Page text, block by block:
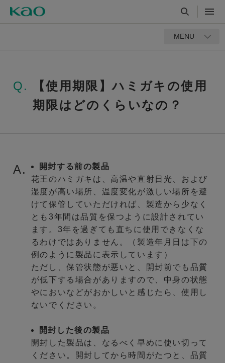
MENU
Q.
【使用期限】ハミガキの使用
期限はどのくらいなの？
A.
開封する前の製品
花王のハミガキは、高温や直射日光、および
湿度が高い場所、温度変化が激しい場所を避
けて保管していただければ、製造から少なく
とも3年間は品質を保つように設計されてい
ます。3年を過ぎても直ちに使用できなくな
るわけではありません。（製造年月日は下の
例のように製品に表示しています）
ただし、保管状態が悪いと、開封前でも品質
が低下する場合がありますので、中身の状態
やにおいなどがおかしいと感じたら、使用し
ないでください。
開封した後の製品
開封した製品は、なるべく早めに使い切って
ください。開封してから時間がたつと、品質